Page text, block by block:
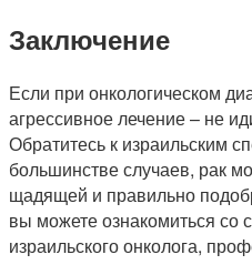
Заключение
Если при онкологическом
агрессивное лечение – не
Обратитесь к израильским
большинстве случаев, рак
щадящей и правильно
вы можете ознакомиться со
израильского онколога,